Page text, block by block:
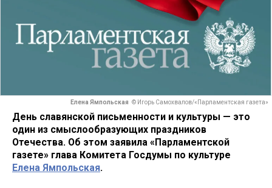
Елена Ямпольская © Игорь Самохвалов/«Парламентская газета»
День славянской письменности и культуры — это
один из смыслообразующих праздников
Отечества. Об этом заявила «Парламентской
газете» глава Комитета Госдумы по культуре
Елена Ямпольская.